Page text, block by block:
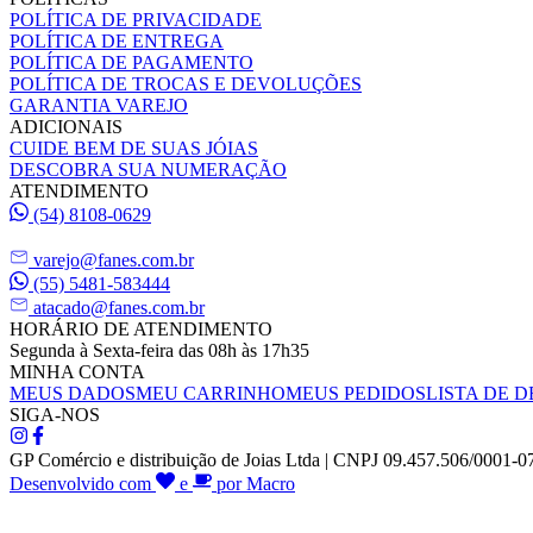
POLÍTICA DE PRIVACIDADE
POLÍTICA DE ENTREGA
POLÍTICA DE PAGAMENTO
POLÍTICA DE TROCAS E DEVOLUÇÕES
GARANTIA VAREJO
ADICIONAIS
CUIDE BEM DE SUAS JÓIAS
DESCOBRA SUA NUMERAÇÃO
ATENDIMENTO
(54) 8108-0629
varejo@fanes.com.br
(55) 5481-583444
atacado@fanes.com.br
HORÁRIO DE ATENDIMENTO
Segunda à Sexta-feira das 08h às 17h35
MINHA CONTA
MEUS DADOSMEU CARRINHOMEUS PEDIDOSLISTA DE
SIGA-NOS
GP Comércio e distribuição de Joias Ltda | CNPJ 09.457.506/0001-
Desenvolvido com
e por Macro